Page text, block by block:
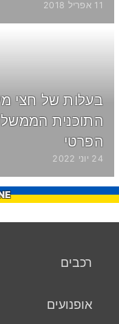
11 אפריל 2018
בעלות של חצי
התוכנית
הפרטי
24 יוני 2022
רכבים
אופנועים